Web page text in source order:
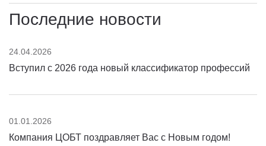
Последние новости
24.04.2026
Вступил с 2026 года новый классификатор профессий
01.01.2026
Компания ЦОБТ поздравляет Вас с Новым годом!